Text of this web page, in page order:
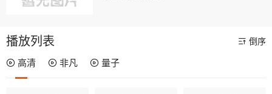
播放列表 倒序
高清 非凡 量子